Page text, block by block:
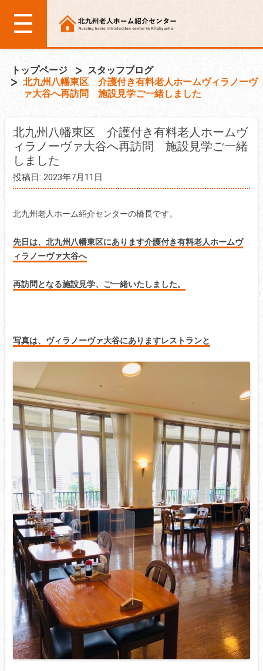
トップページ
スタッフブログ
北九州八幡東区 介護付き有料老人ホームヴィラノーヴ
ァ大谷へ再訪問 施設見学ご一緒しました
北九州八幡東区 介護付き有料老人ホームヴ
ィラノーヴァ大谷へ再訪問 施設見学ご一緒
しました
投稿日: 2023年7月11日
北九州老人ホーム紹介センターの橋長です。
先日は、北九州八幡東区にあります介護付き有料老人ホームヴ
ィラノーヴァ大谷へ
再訪問となる施設見学、ご一緒いたしました。
写真は、ヴィラノーヴァ大谷にありますレストランと